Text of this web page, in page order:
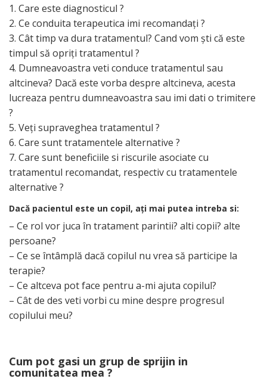
1. Care este diagnosticul ?
2. Ce conduita terapeutica imi recomandaţi ?
3. Cât timp va dura tratamentul? Cand vom şti că este
timpul să opriţi tratamentul ?
4. Dumneavoastra veti conduce tratamentul sau
altcineva? Dacă este vorba despre altcineva, acesta
lucreaza pentru dumneavoastra sau imi dati o trimitere
?
5. Veţi supraveghea tratamentul ?
6. Care sunt tratamentele alternative ?
7. Care sunt beneficiile si riscurile asociate cu
tratamentul recomandat, respectiv cu tratamentele
alternative ?
Dacă pacientul este un copil, aţi mai putea intreba si:
– Ce rol vor juca în tratament parintii? alti copii? alte
persoane?
– Ce se întâmplă dacă copilul nu vrea să participe la
terapie?
– Ce altceva pot face pentru a-mi ajuta copilul?
– Cât de des veti vorbi cu mine despre progresul
copilului meu?
Cum pot gasi un grup de sprijin in
comunitatea mea ?